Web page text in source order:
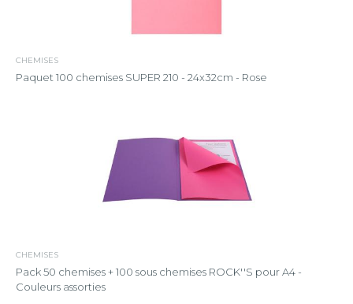
CHEMISES
Paquet 100 chemises SUPER 210 - 24x32cm - Rose
CHEMISES
Pack 50 chemises + 100 sous chemises ROCK''S pour A4 -
Couleurs assorties